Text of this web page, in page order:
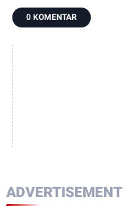
Sepak Bola Bersih,
Nyaman, dan
0 KOMENTAR
ADVERTISEMENT